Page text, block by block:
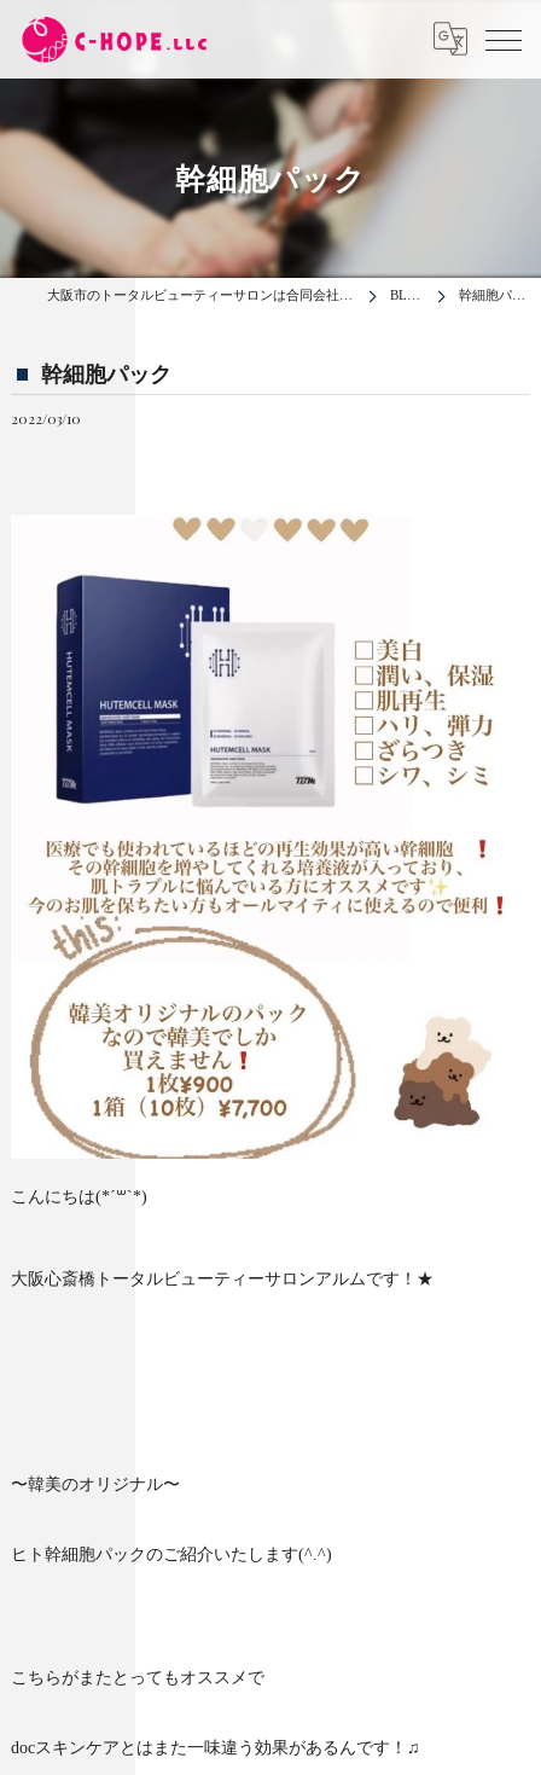
幹細胞パック
BLOG 幹細胞パック
幹細胞パック
2022/03/10
こんにちは(*´꒳`*)
大阪心斎橋トータルビューティーサロンアルムです！★
〜韓美のオリジナル〜
ヒト幹細胞パックのご紹介いたします(^.^)
こちらがまたとってもオススメで
docスキンケアとはまた一味違う効果があるんです！♫